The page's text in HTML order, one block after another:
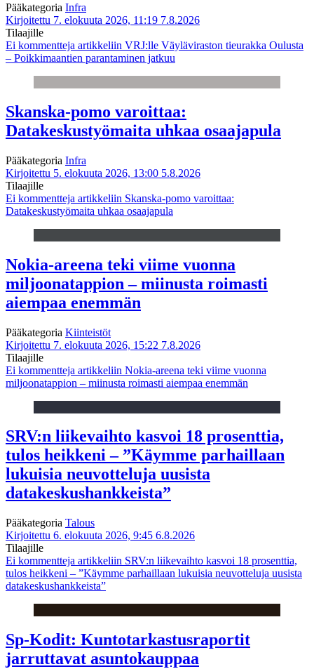
Pääkategoria Infra
Kirjoitettu 7. elokuuta 2026, 11:19 7.8.2026
Tilaajille
Ei kommentteja artikkeliin VRJ:lle Väyläviraston tieurakka Oulusta
– Poikkimaantien parantaminen jatkuu
Skanska-pomo varoittaa:
Datakeskustyömaita uhkaa osaajapula
Pääkategoria Infra
Kirjoitettu 5. elokuuta 2026, 13:00 5.8.2026
Tilaajille
Ei kommentteja artikkeliin Skanska-pomo varoittaa:
Datakeskustyömaita uhkaa osaajapula
Nokia-areena teki viime vuonna
miljoonatappion – miinusta roimasti
aiempaa enemmän
Pääkategoria Kiinteistöt
Kirjoitettu 7. elokuuta 2026, 15:22 7.8.2026
Tilaajille
Ei kommentteja artikkeliin Nokia-areena teki viime vuonna
miljoonatappion – miinusta roimasti aiempaa enemmän
SRV:n liikevaihto kasvoi 18 prosenttia,
tulos heikkeni – ”Käymme parhaillaan
lukuisia neuvotteluja uusista
datakeskushankkeista”
Pääkategoria Talous
Kirjoitettu 6. elokuuta 2026, 9:45 6.8.2026
Tilaajille
Ei kommentteja artikkeliin SRV:n liikevaihto kasvoi 18 prosenttia,
tulos heikkeni – ”Käymme parhaillaan lukuisia neuvotteluja uusista
datakeskushankkeista”
Sp-Kodit: Kuntotarkastusraportit
jarruttavat asuntokauppaa